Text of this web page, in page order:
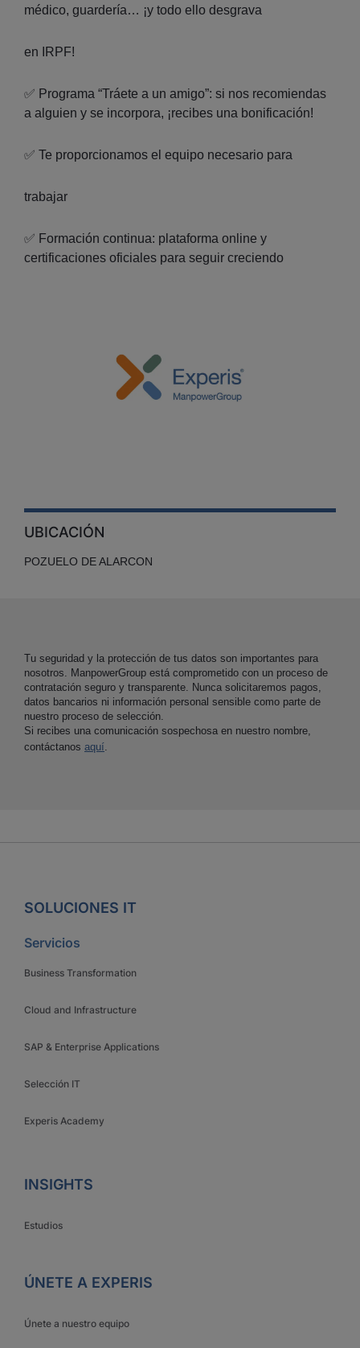
médico, guardería… ¡y todo ello desgrava
en IRPF!
✅ Programa “Tráete a un amigo”: si nos recomiendas
a alguien y se incorpora, ¡recibes una bonificación!
✅ Te proporcionamos el equipo necesario para
trabajar
✅ Formación continua: plataforma online y
certificaciones oficiales para seguir creciendo
UBICACIÓN
POZUELO DE ALARCON
Tu seguridad y la protección de tus datos son importantes para
nosotros. ManpowerGroup está comprometido con un proceso de
contratación seguro y transparente. Nunca solicitaremos pagos,
datos bancarios ni información personal sensible como parte de
nuestro proceso de selección.
Si recibes una comunicación sospechosa en nuestro nombre,
contáctanos aquí.
SOLUCIONES IT
Servicios
Business Transformation
Cloud and Infrastructure
SAP & Enterprise Applications
Selección IT
Experis Academy
INSIGHTS
Estudios
ÚNETE A EXPERIS
Únete a nuestro equipo